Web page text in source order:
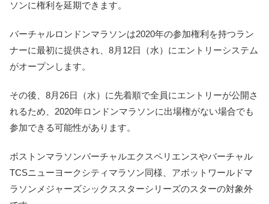
ソンに権利を延期できます。
バーチャルロンドンマラソンは2020年の参加権利を持つラン
ナーに最初に提供され、8月12日（水）にエントリーシステム
がオープンします。
その後、8月26日（水）に先着順で全員にエントリーが公開さ
れるため、2020年ロンドンマラソンに出場権がない場合でも
参加できる可能性があります。
ボストンマラソンバーチャルエクスペリエンスやバーチャル
TCSニューヨークシティマラソン同様、アボットワールドマ
ラソンメジャーズシックススターシリーズのスターの対象外